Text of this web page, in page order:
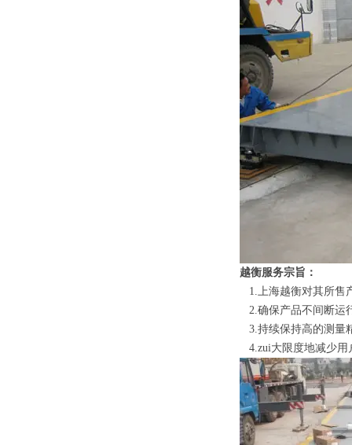
越衡服务宗旨：
1.上海越衡对其所售
2.确保产品不间断运
3.持续保持高的测量
4.zui大限度地减少